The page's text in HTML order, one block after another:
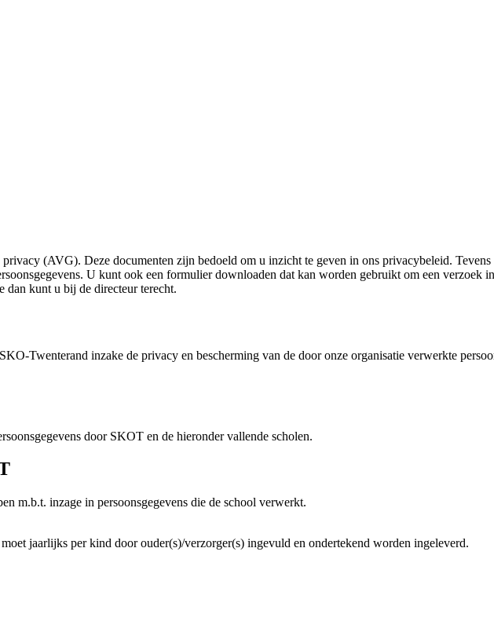
(AVG). Deze documenten zijn bedoeld om u inzicht te geven in ons privacybeleid.
U kunt ook een formulier downloaden dat kan worden gebruikt om een verzoek
dan kunt u bij de directeur terecht.
Twenterand inzake de privacy en bescherming van de door onze organisatie verwerkte
door SKOT en de hieronder vallende scholen.
m.b.t. inzage in persoonsgegevens die de school verwerkt.
jaarlijks per kind door ouder(s)/verzorger(s) ingevuld en ondertekend worden ingeleverd.